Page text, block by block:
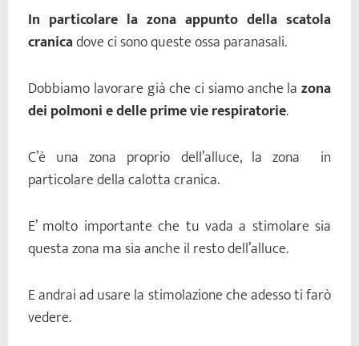
In particolare la zona appunto della scatola
cranicadove ci sono queste ossa paranasali.
Dobbiamo lavorare già che ci siamo anche la zona
dei polmoni e delle prime vie respiratorie.
C’è una zona proprio dell’alluce, la zona in
particolare della calotta cranica.
E’ molto importante che tu vada a stimolare sia
questa zona ma sia anche il resto dell’alluce.
E andrai ad usare la stimolazione che adesso ti farò
vedere.